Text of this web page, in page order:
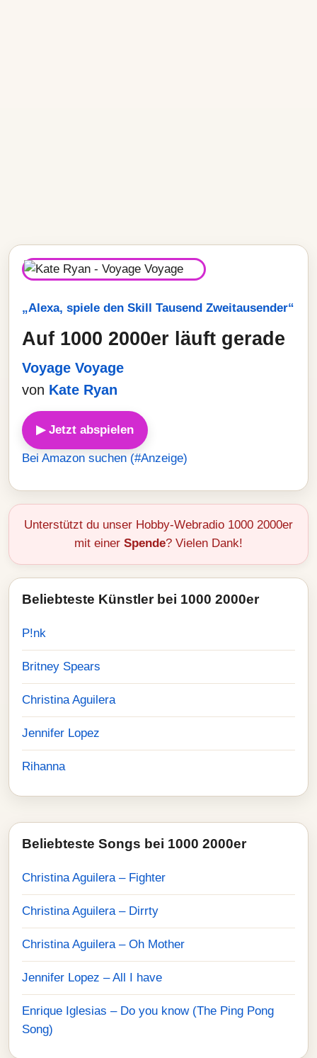
„Alexa, spiele den Skill Tausend Zweitausender“
Auf 1000 2000er läuft gerade
Voyage Voyage
von Kate Ryan
▶ Jetzt abspielen
Bei Amazon suchen (#Anzeige)
Unterstützt du unser Hobby-Webradio 1000 2000er
mit einer Spende? Vielen Dank!
Beliebteste Künstler bei 1000 2000er
P!nk
Britney Spears
Christina Aguilera
Jennifer Lopez
Rihanna
Beliebteste Songs bei 1000 2000er
Christina Aguilera – Fighter
Christina Aguilera – Dirrty
Christina Aguilera – Oh Mother
Jennifer Lopez – All I have
Enrique Iglesias – Do you know (The Ping Pong
Song)